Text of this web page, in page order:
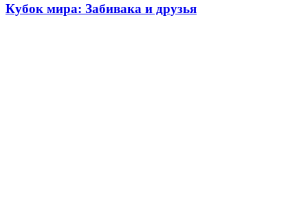
Кубок мира: Забивака и друзья